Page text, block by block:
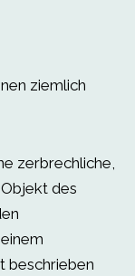
ziemlich
zerbrechliche,
des
beschrieben